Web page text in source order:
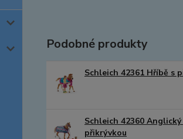
Podobné produkty
Schleich 42361 Hříbě s
Schleich 42360
přikrývkou